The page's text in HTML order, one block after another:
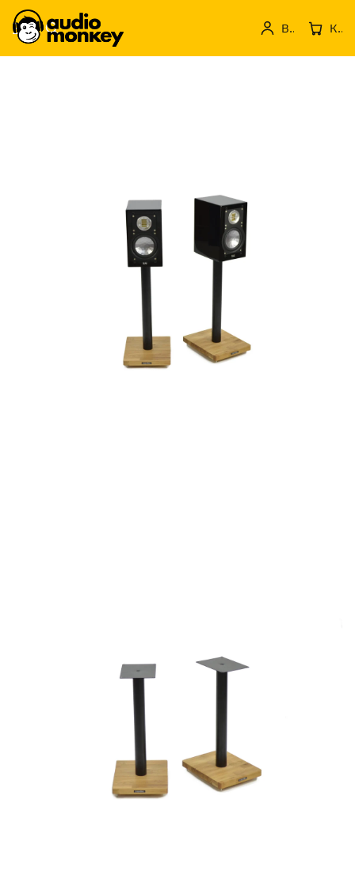
Вход Кошница с продукти